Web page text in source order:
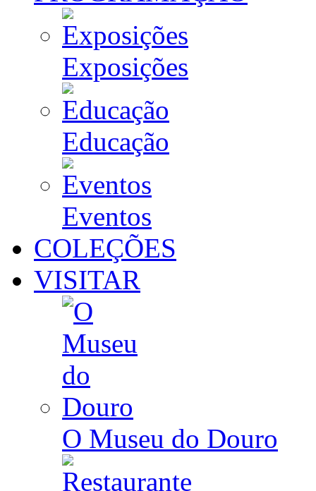
Exposições
Educação
Eventos
COLEÇÕES
VISITAR
O Museu do Douro